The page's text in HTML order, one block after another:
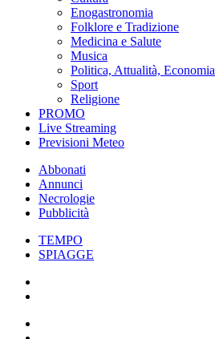
Enogastronomia
Folklore e Tradizione
Medicina e Salute
Musica
Politica, Attualità, Economia
Sport
Religione
PROMO
Live Streaming
Previsioni Meteo
Abbonati
Annunci
Necrologie
Pubblicità
TEMPO
SPIAGGE